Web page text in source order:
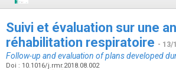
Suivi et évaluation sur une
réhabilitation respiratoire - 13/
Follow-up and evaluation of plans developed
Doi : 10.1016/j.rmr.2018.08.002